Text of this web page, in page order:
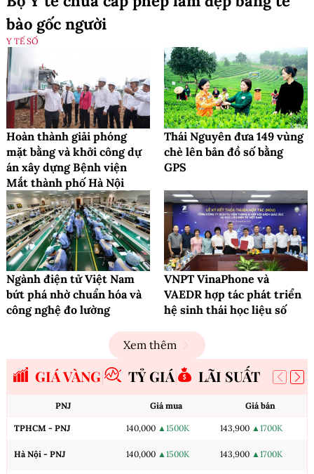
bào gốc người
Y TẾ SỐ
Hoàn thành giải phóng
mặt bằng và khởi công dự
án xây dựng Bệnh viện
Mắt thành phố Hà Nội
Thái Nguyên đưa 149 vùng
chè lên bản đồ số bằng
GPS
Ngành điện tử Việt Nam
bứt phá nhờ chuẩn hóa và
công nghệ đo lường
VNPT VinaPhone và
VAEDR hợp tác phát triển
hệ sinh thái học liệu số
Xem thêm
GIÁ VÀNG TỶ GIÁ LÃI SUẤT
PNJ Giá mua Giá bán
TPHCM - PNJ 140,000 ▲1500K 143,900 ▲1700K
Hà Nội - PNJ 140,000 ▲1500K 143,900 ▲1700K